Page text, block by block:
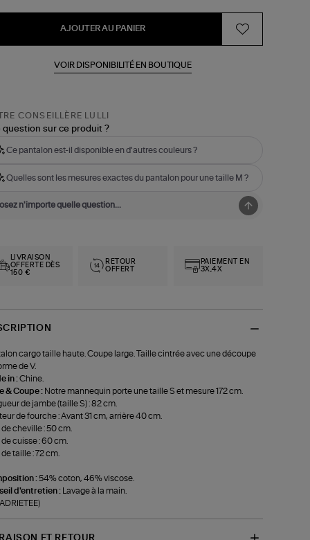
AJOUTER AU PANIER
VOIR DISPONIBILITÉ EN BOUTIQUE
CONSEILLÈRE LULLI
question sur ce produit ?
Ce pantalon est-il disponible en d'autres couleurs ?
Quelles sont les mesures exactes du pantalon pour une taille M ?
LIVRAISON
OFFERTE DÈS
150 €
RETOUR
OFFERT
PAIEMENT EN
3X,4X
cargo taille haute. Coupe large. Taille cintrée avec une découpe
de V.
in :Chine.
& Coupe : Notre mannequin porte une taille S et mesure 172 cm.
de jambe (taille S) : 82 cm.
de fourche : Avant 31 cm, arrière 40 cm.
de cheville : 50 cm.
de cuisse : 60 cm.
taille : 72 cm.
:54% coton, 46% viscose.
d'entretien :
Lavage à la main.
ET RETOUR